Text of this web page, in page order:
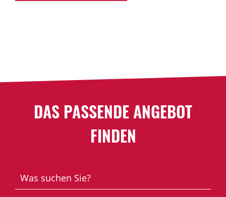
DAS PASSENDE ANGEBOT
FINDEN